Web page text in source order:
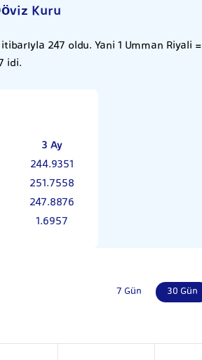
Kuru
247 oldu. Yani 1 Umman Riyali =
idi.
3 Ay
244.9351
251.7558
247.8876
1.6957
7 Gün 30 Gün